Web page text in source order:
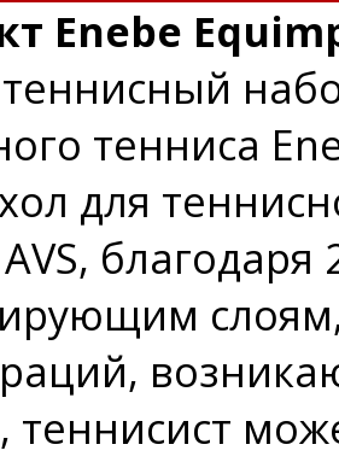
Enebe
тенниса
для
теннисист